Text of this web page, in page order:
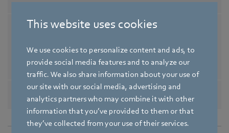
This website uses cookies
We use cookies to personalize content and ads, to
provide social media features and to analyze our
traffic. We also share information about your use of
our site with our social media, advertising and
analytics partners who may combine it with other
information that you’ve provided to them or that
they’ve collected from your use of their services.
UKCA / CE
Bemerkung zu CE
Ökodesign-Richtlinie 2009/1
g (EG) Nr. 327/2011 nicht an
wendbar, da Leistungsaufna
hme <125W.
Zulassung
CCC / CSA C22.2 Nr.77 / EAC /
UL 1004-3 / VDE